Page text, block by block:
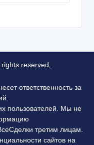
reserved.
ответственность за
пользователей. Мы не
третим лицам.
сайтов на